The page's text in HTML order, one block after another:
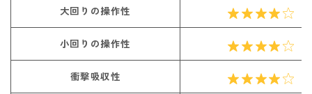
大回りの操作性
小回りの操作性
衝撃吸収性